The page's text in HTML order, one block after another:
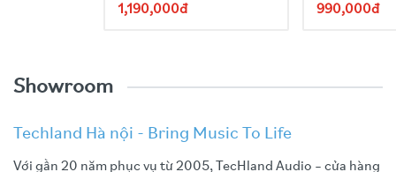
Performance Audio J2J
1,190,000đ 990,000đ
Showroom
Techland Hà nội - Bring Music To Life
Với gần 20 năm phục vụ từ 2005, TecHland Audio – cửa hàng